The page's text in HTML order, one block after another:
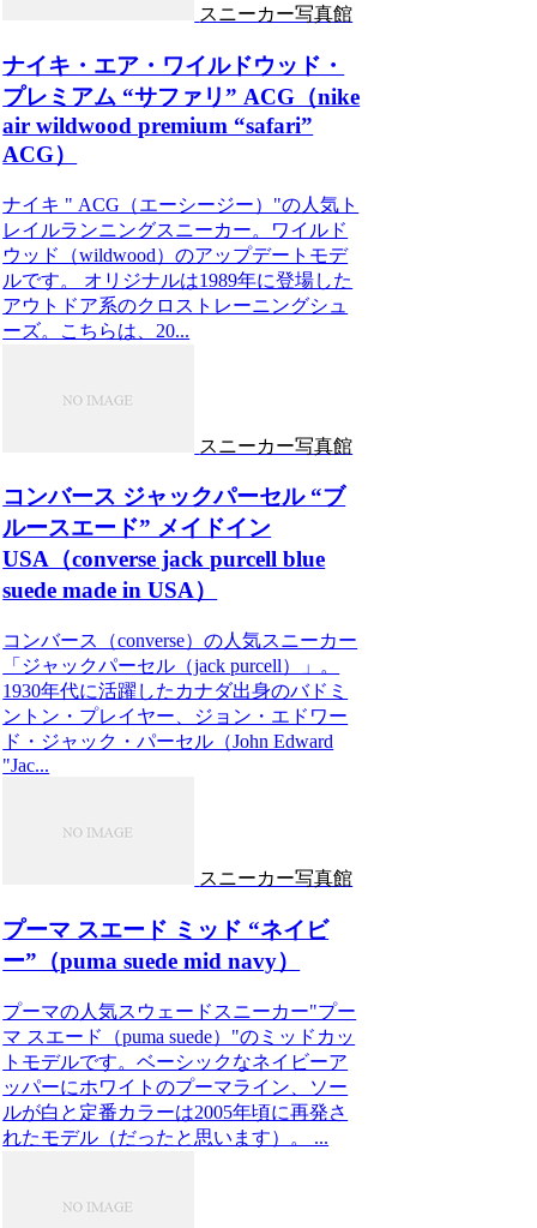
スニーカー写真館
ナイキ・エア・ワイルドウッド・
プレミアム “サファリ” ACG（nike
air wildwood premium “safari”
ACG）
ナイキ " ACG（エーシージー）"の人気ト
レイルランニングスニーカー。ワイルド
ウッド（wildwood）のアップデートモデ
ルです。 オリジナルは1989年に登場した
アウトドア系のクロストレーニングシュ
ーズ。こちらは、20...
スニーカー写真館
コンバース ジャックパーセル “ブ
ルースエード” メイドイン
USA（converse jack purcell blue
suede made in USA）
コンバース（converse）の人気スニーカー
「ジャックパーセル（jack purcell）」。
1930年代に活躍したカナダ出身のバドミ
ントン・プレイヤー、ジョン・エドワー
ド・ジャック・パーセル（John Edward
"Jac...
スニーカー写真館
プーマ スエード ミッド “ネイビ
ー”（puma suede mid navy）
プーマの人気スウェードスニーカー"プー
マ スエード（puma suede）"のミッドカッ
トモデルです。ベーシックなネイビーア
ッパーにホワイトのプーマライン、ソー
ルが白と定番カラーは2005年頃に再発さ
れたモデル（だったと思います）。 ...